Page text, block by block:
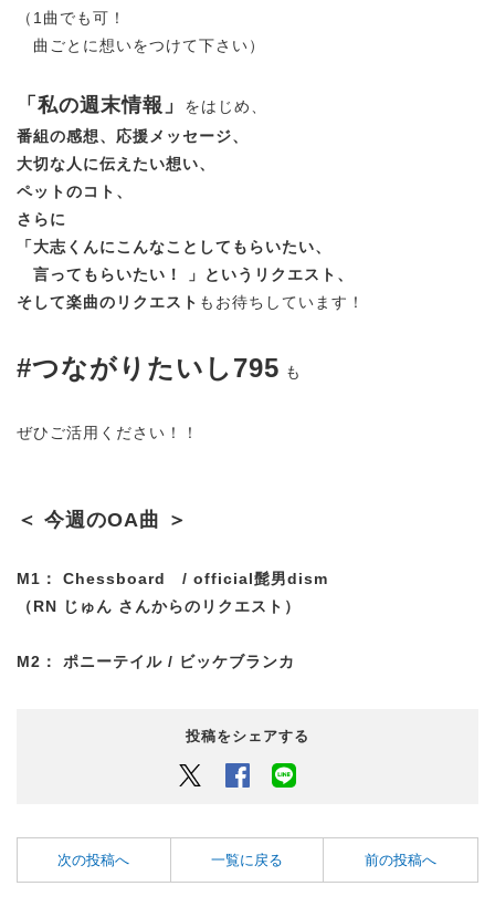
（1曲でも可！
曲ごとに想いをつけて下さい）
「私の週末情報」
をはじめ、
番組の感想、応援メッセージ、
大切な人に伝えたい想い、
ペットのコト、
さらに
「大志くんにこんなことしてもらいたい、
言ってもらいたい！ 」というリクエスト、
そして楽曲のリクエスト もお待ちしています！
#つながりたいし795 も
ぜひご活用ください！！
＜ 今週のOA曲 ＞
M1： Chessboard / official髭男dism
（RN じゅん さんからのリクエスト）
M2： ポニーテイル / ビッケブランカ
投稿をシェアする
Twitter Facebook
次の投稿へ 一覧に戻る 前の投稿へ